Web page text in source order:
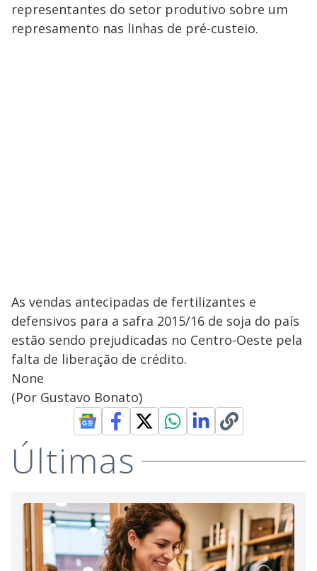
representantes do setor produtivo sobre um
represamento nas linhas de pré-custeio.
As vendas antecipadas de fertilizantes e
defensivos para a safra 2015/16 de soja do país
estão sendo prejudicadas no Centro-Oeste pela
falta de liberação de crédito.
None
(Por Gustavo Bonato)
Últimas